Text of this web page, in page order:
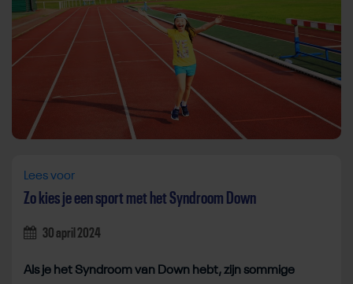
Lees voor
Zo kies je een sport met het Syndroom Down
30 april 2024
Als je het Syndroom van Down hebt, zijn sommige